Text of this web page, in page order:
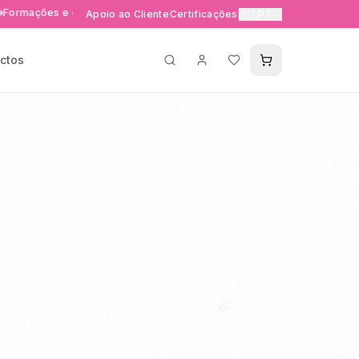
e eventos exclusivos Entrega rápida 24-48h em
Apoio ao ClienteCertificações🇵🇹